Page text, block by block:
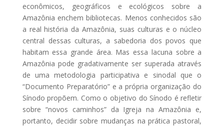
econômicos, geográficos e ecológicos sobre a
Amazônia enchem bibliotecas. Menos conhecidos são
a real história da Amazônia, suas culturas e o núcleo
central dessas culturas, a sabedoria dos povos que
habitam essa grande área. Mas essa lacuna sobre a
Amazônia pode gradativamente ser superada através
de uma metodologia participativa e sinodal que o
“Documento Preparatório” e a própria organização do
Sínodo propõem. Como o objetivo do Sínodo é refletir
sobre “novos caminhos” da Igreja na Amazônia e,
portanto, decidir sobre mudanças na prática pastoral,